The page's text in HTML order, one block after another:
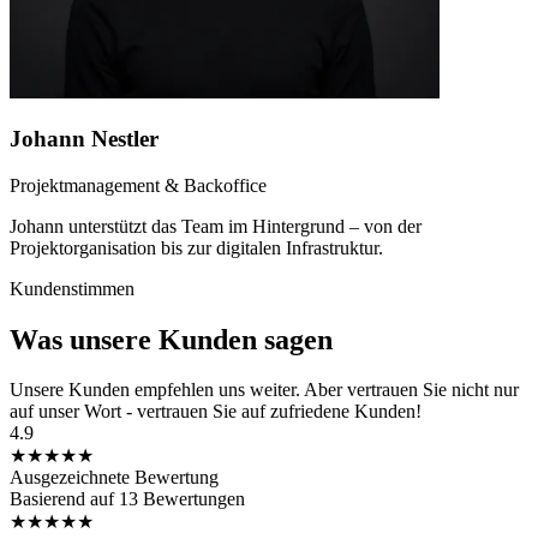
Johann Nestler
Projektmanagement & Backoffice
Johann unterstützt das Team im Hintergrund – von der
Projektorganisation bis zur digitalen Infrastruktur.
Kundenstimmen
Was unsere Kunden sagen
Unsere Kunden empfehlen uns weiter. Aber vertrauen Sie nicht nur
auf unser Wort - vertrauen Sie auf zufriedene Kunden!
4.9
★★★★★
Ausgezeichnete Bewertung
Basierend auf 13 Bewertungen
★★★★★